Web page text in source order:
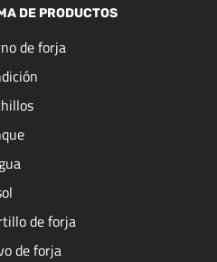
DE PRODUCTOS
de forja
de forja
de forja